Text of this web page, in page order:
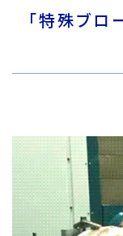
「特殊ブロ